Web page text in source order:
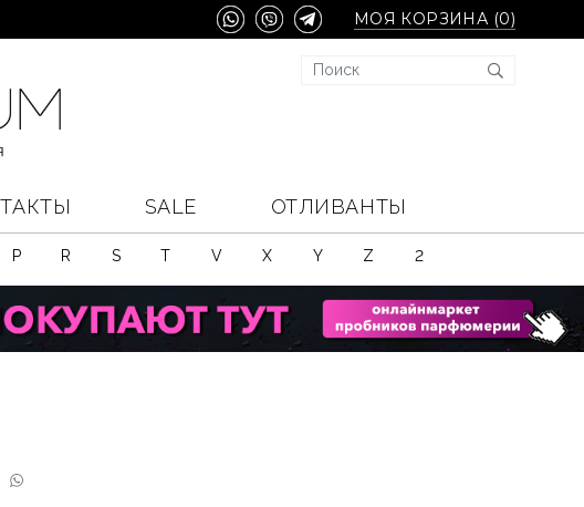
МОЯ КОРЗИНА (0)
SALE ОТЛИВАНТЫ
P R S T V X Y Z 2